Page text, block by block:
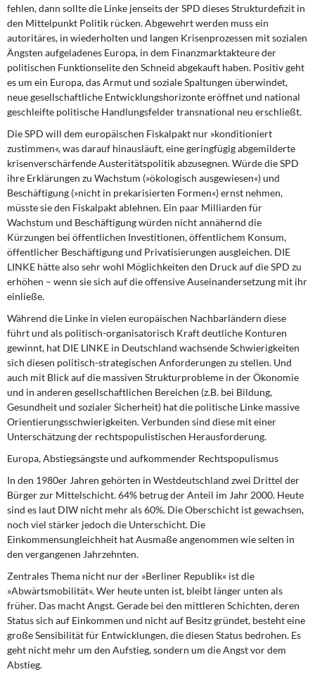
fehlen, dann sollte die Linke jenseits der SPD dieses Strukturdefizit in
den Mittelpunkt Politik rücken. Abgewehrt werden muss ein
autoritäres, in wiederholten und langen Krisenprozessen mit sozialen
Ängsten aufgeladenes Europa, in dem Finanzmarktakteure der
politischen Funktionselite den Schneid abgekauft haben. Positiv geht
es um ein Europa, das Armut und soziale Spaltungen überwindet,
neue gesellschaftliche Entwicklungshorizonte eröffnet und national
geschleifte politische Handlungsfelder transnational neu erschließt.
Die SPD will dem europäischen Fiskalpakt nur »konditioniert
zustimmen«, was darauf hinausläuft, eine geringfügig abgemilderte
krisenverschärfende Austeritätspolitik abzusegnen. Würde die SPD
ihre Erklärungen zu Wachstum (»ökologisch ausgewiesen«) und
Beschäftigung (»nicht in prekarisierten Formen«) ernst nehmen,
müsste sie den Fiskalpakt ablehnen. Ein paar Milliarden für
Wachstum und Beschäftigung würden nicht annähernd die
Kürzungen bei öffentlichen Investitionen, öffentlichem Konsum,
öffentlicher Beschäftigung und Privatisierungen ausgleichen. DIE
LINKE hätte also sehr wohl Möglichkeiten den Druck auf die SPD zu
erhöhen – wenn sie sich auf die offensive Auseinandersetzung mit ihr
einließe.
Während die Linke in vielen europäischen Nachbarländern diese
führt und als politisch-organisatorisch Kraft deutliche Konturen
gewinnt, hat DIE LINKE in Deutschland wachsende Schwierigkeiten
sich diesen politisch-strategischen Anforderungen zu stellen. Und
auch mit Blick auf die massiven Strukturprobleme in der Ökonomie
und in anderen gesellschaftlichen Bereichen (z.B. bei Bildung,
Gesundheit und sozialer Sicherheit) hat die politische Linke massive
Orientierungsschwierigkeiten. Verbunden sind diese mit einer
Unterschätzung der rechtspopulistischen Herausforderung.
Europa, Abstiegsängste und aufkommender Rechtspopulismus
In den 1980er Jahren gehörten in Westdeutschland zwei Drittel der
Bürger zur Mittelschicht. 64% betrug der Anteil im Jahr 2000. Heute
sind es laut DIW nicht mehr als 60%. Die Oberschicht ist gewachsen,
noch viel stärker jedoch die Unterschicht. Die
Einkommensungleichheit hat Ausmaße angenommen wie selten in
den vergangenen Jahrzehnten.
Zentrales Thema nicht nur der »Berliner Republik« ist die
»Abwärtsmobilität«. Wer heute unten ist, bleibt länger unten als
früher. Das macht Angst. Gerade bei den mittleren Schichten, deren
Status sich auf Einkommen und nicht auf Besitz gründet, besteht eine
große Sensibilität für Entwicklungen, die diesen Status bedrohen. Es
geht nicht mehr um den Aufstieg, sondern um die Angst vor dem
Abstieg.